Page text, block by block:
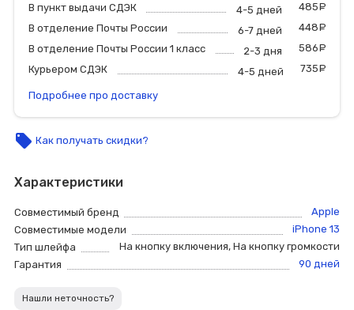
В пункт выдачи СДЭК
4-5 дней 485
В отделение Почты России
6-7 дней 448
В отделение Почты России 1 класс
2-3 дня 586
Курьером СДЭК
4-5 дней 735
Подробнее про доставку
local_offer Как получать скидки?
Характеристики
Совместимый бренд
Apple
Совместимые модели
iPhone 13
Тип шлейфа
На кнопку включения, На кнопку громкости
Гарантия
90 дней
Нашли неточность?